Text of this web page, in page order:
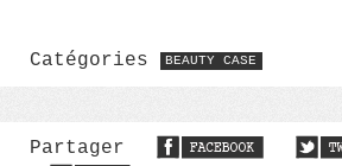
Catégories BEAUTY CASE
Partager